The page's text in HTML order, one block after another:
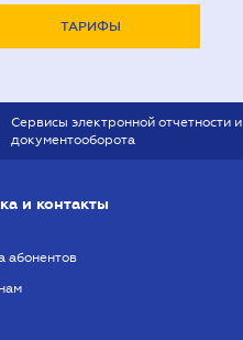
ТАРИФЫ
Сервисы электронной отчетности и
документооборота
и контакты
абонентов